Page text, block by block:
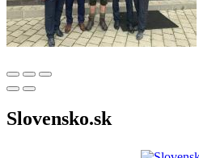
Slovensko.sk